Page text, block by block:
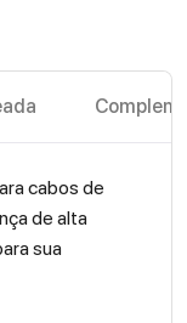
cabos de
de alta
sua